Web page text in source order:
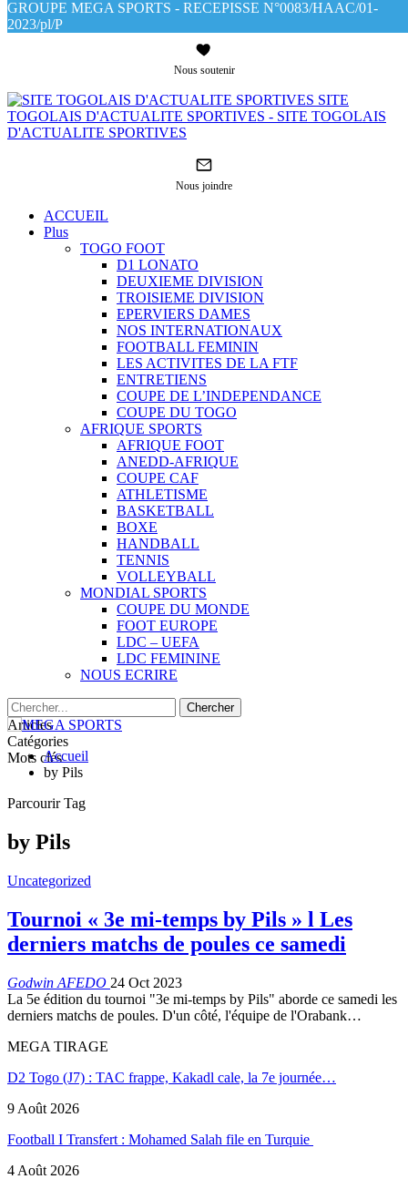
GROUPE MEGA SPORTS - RECEPISSE N°0083/HAAC/01-
2023/pl/P
Nous soutenir
SITE
TOGOLAIS D'ACTUALITE SPORTIVES - SITE TOGOLAIS
D'ACTUALITE SPORTIVES
Nous joindre
ACCUEIL
Plus
TOGO FOOT
D1 LONATO
DEUXIEME DIVISION
TROISIEME DIVISION
EPERVIERS DAMES
NOS INTERNATIONAUX
FOOTBALL FEMININ
LES ACTIVITES DE LA FTF
ENTRETIENS
COUPE DE L’INDEPENDANCE
COUPE DU TOGO
AFRIQUE SPORTS
AFRIQUE FOOT
ANEDD-AFRIQUE
COUPE CAF
ATHLETISME
BASKETBALL
BOXE
HANDBALL
TENNIS
VOLLEYBALL
MONDIAL SPORTS
COUPE DU MONDE
FOOT EUROPE
LDC – UEFA
LDC FEMININE
NOUS ECRIRE
Articles
Catégories
Mots clésAccueil
by Pils
Parcourir Tag
by Pils
Uncategorized
Tournoi « 3e mi-temps by Pils » l Les
derniers matchs de poules ce samedi
Godwin AFEDO 24 Oct 2023
La 5e édition du tournoi "3e mi-temps by Pils" aborde ce samedi les
derniers matchs de poules. D'un côté, l'équipe de l'Orabank…
MEGA TIRAGE
D2 Togo (J7) : TAC frappe, Kakadl cale, la 7e journée…
9 Août 2026
Football I Transfert : Mohamed Salah file en Turquie
4 Août 2026